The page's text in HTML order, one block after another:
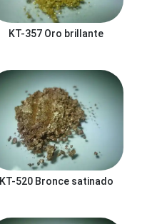
KT-357 Oro brillante
KT-520 Bronce satinado